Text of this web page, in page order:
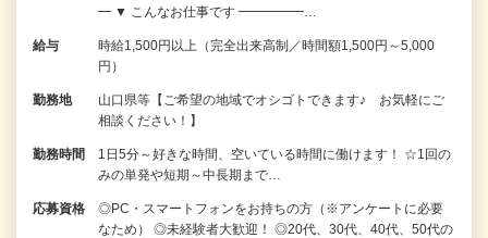
━ ▼ こんなお仕事です ━━━━━…
給与
時給1,500円以上（完全出来高制／時間額1,500円～5,000
円）
勤務地
山口県等【ご希望の地域でオシゴトできます♪ お気軽にご
相談ください！】
勤務時間
1日5分～好きな時間、空いている時間に働けます！ ☆1回の
みの単発や短期～中長期まで…
応募資格
◎PC・スマートフォンをお持ちの方（※アンケートに必要
なため） ◎未経験者大歓迎！ ◎20代、30代、40代、50代の